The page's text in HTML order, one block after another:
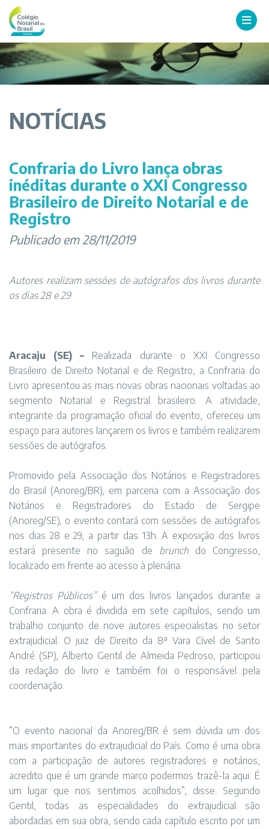
NOTÍCIAS
Confraria do Livro lança obras
inéditas durante o XXI Congresso
Brasileiro de Direito Notarial e de
Registro
Publicado em 28/11/2019
Autores realizam sessões de autógrafos dos livros durante
os dias 28 e 29
Aracaju (SE) – Realizada durante o XXI Congresso
Brasileiro de Direito Notarial e de Registro, a Confraria do
Livro apresentou as mais novas obras nacionais voltadas ao
segmento Notarial e Registral brasileiro. A atividade,
integrante da programação oficial do evento, ofereceu um
espaço para autores lançarem os livros e também realizarem
sessões de autógrafos.
Promovido pela Associação dos Notários e Registradores
do Brasil (Anoreg/BR), em parceria com a Associação dos
Notários e Registradores do Estado de Sergipe
(Anoreg/SE), o evento contará com sessões de autógrafos
nos dias 28 e 29, a partir das 13h. A exposição dos livros
estará presente no saguão de brunch do Congresso,
localizado em frente ao acesso à plenária.
“Registros Públicos”é um dos livros lançados durante a
Confraria. A obra é dividida em sete capítulos, sendo um
trabalho conjunto de nove autores especialistas no setor
extrajudicial. O juiz de Direito da 8ª Vara Cível de Santo
André (SP), Alberto Gentil de Almeida Pedroso, participou
da redação do livro e também foi o responsável pela
coordenação.
“O evento nacional da Anoreg/BR é sem dúvida um dos
mais importantes do extrajudicial do País. Como é uma obra
com a participação de autores registradores e notários,
acredito que é um grande marco podermos trazê-la aqui. É
um lugar que nos sentimos acolhidos”, disse. Segundo
Gentil, todas as especialidades do extrajudicial são
abordadas em sua obra, sendo cada capítulo escrito por um